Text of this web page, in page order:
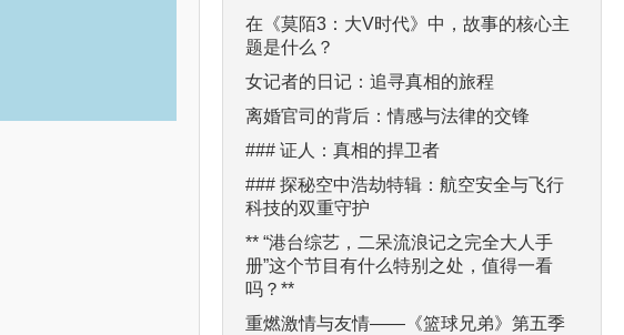
在《莫陌3：大V时代》中，故事的核心主
题是什么？
女记者的日记：追寻真相的旅程
离婚官司的背后：情感与法律的交锋
### 证人：真相的捍卫者
### 探秘空中浩劫特辑：航空安全与飞行
科技的双重守护
** “港台综艺，二呆流浪记之完全大人手
册”这个节目有什么特别之处，值得一看
吗？**
重燃激情与友情——《篮球兄弟》第五季